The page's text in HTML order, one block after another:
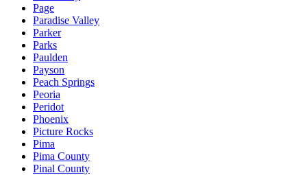
Page
Paradise Valley
Parker
Parks
Paulden
Payson
Peach Springs
Peoria
Peridot
Phoenix
Picture Rocks
Pima
Pima County
Pinal County